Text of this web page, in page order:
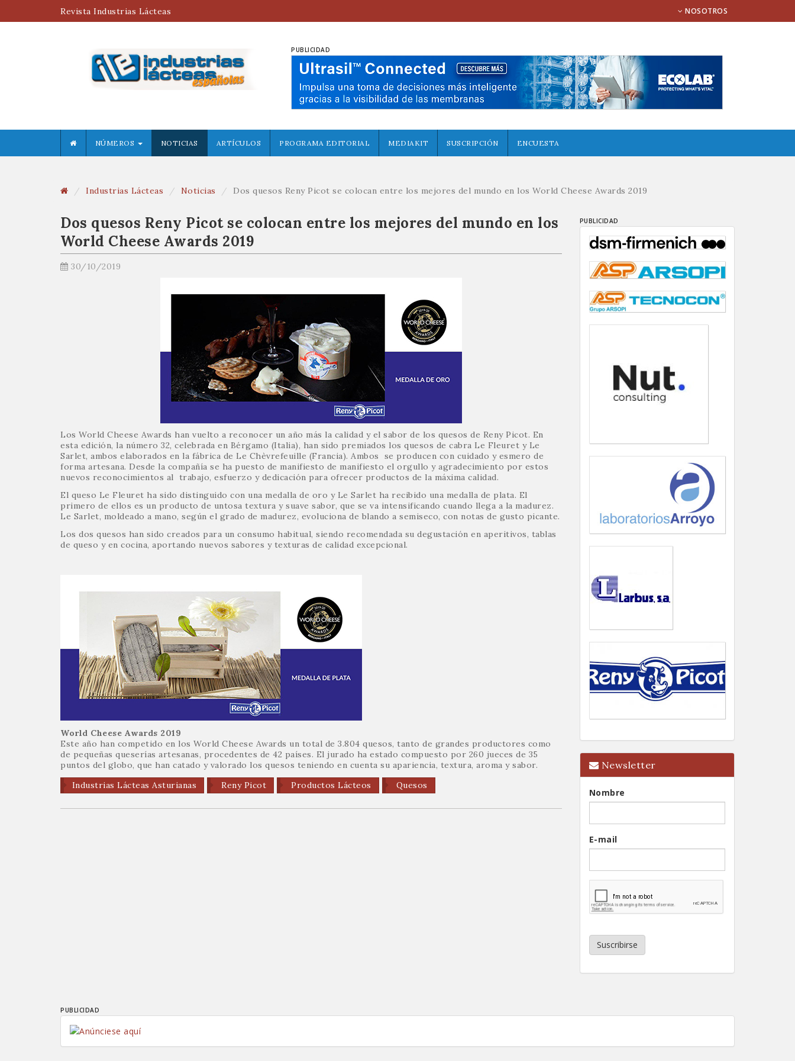
Revista Industrias Lácteas NOSOTROS
PUBLICIDAD
NÚMEROS NOTICIAS ARTÍCULOS PROGRAMA EDITORIAL MEDIAKIT SUSCRIPCIÓN ENCUESTA
Industrias Lácteas Noticias Dos quesos Reny Picot se colocan entre los mejores del mundo en los World Cheese Awards 2019
Dos quesos Reny Picot se colocan entre los mejores del mundo en los
World Cheese Awards 2019
30/10/2019
Los World Cheese Awards han vuelto a reconocer un año más la calidad y el sabor de los quesos de Reny Picot. En
esta edición, la número 32, celebrada en Bérgamo (Italia), han sido premiados los quesos de cabra Le Fleuret y Le
Sarlet, ambos elaborados en la fábrica de Le Chèvrefeuille (Francia). Ambos se producen con cuidado y esmero de
forma artesana. Desde la compañía se ha puesto de manifiesto de manifiesto el orgullo y agradecimiento por estos
nuevos reconocimientos al trabajo, esfuerzo y dedicación para ofrecer productos de la máxima calidad.
El queso Le Fleuret ha sido distinguido con una medalla de oro y Le Sarlet ha recibido una medalla de plata. El
primero de ellos es un producto de untosa textura y suave sabor, que se va intensificando cuando llega a la madurez.
Le Sarlet, moldeado a mano, según el grado de madurez, evoluciona de blando a semiseco, con notas de gusto picante.
Los dos quesos han sido creados para un consumo habitual, siendo recomendada su degustación en aperitivos, tablas
de queso y en cocina, aportando nuevos sabores y texturas de calidad excepcional.
World Cheese Awards 2019
Este año han competido en los World Cheese Awards un total de 3.804 quesos, tanto de grandes productores como
de pequeñas queserías artesanas, procedentes de 42 países. El jurado ha estado compuesto por 260 jueces de 35
puntos del globo, que han catado y valorado los quesos teniendo en cuenta su apariencia, textura, aroma y sabor.
Industrias Lácteas Asturianas
Reny Picot Productos Lácteos Quesos
PUBLICIDAD
Newsletter
Nombre
E-mail
Suscribirse
PUBLICIDAD